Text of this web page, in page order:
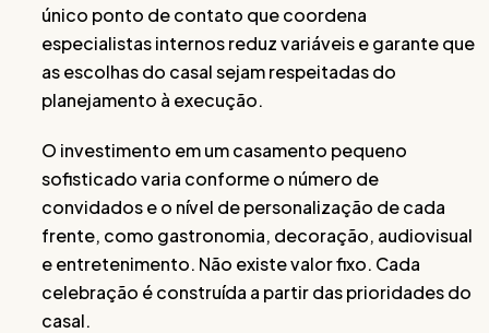
único ponto de contato que coordena
especialistas internos reduz variáveis e garante que
as escolhas do casal sejam respeitadas do
planejamento à execução.
O investimento em um casamento pequeno
sofisticado varia conforme o número de
convidados e o nível de personalização de cada
frente, como gastronomia, decoração, audiovisual
e entretenimento. Não existe valor fixo. Cada
celebração é construída a partir das prioridades do
casal.